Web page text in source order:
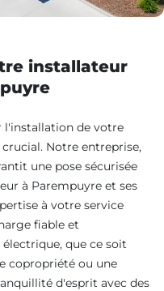
installateur
l'installation de votre
Notre entreprise,
une pose sécurisée
à Parempuyre et ses
à votre service
fiable et
que ce soit
copropriété ou une
d'esprit avec des